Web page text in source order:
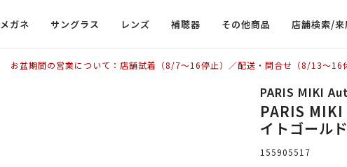
メガネ サングラス レンズ 補聴器 その他商品 店舗検索/
お盆期間の営業について：店舗試着（8/7〜16停止）／配送・問合せ（8/13〜16
PARIS MIKI
PARIS
イトゴール
155905517